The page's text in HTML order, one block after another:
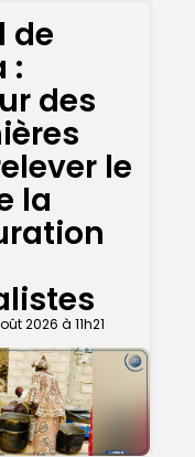
de
:
des
le
la
2026 à 11h21